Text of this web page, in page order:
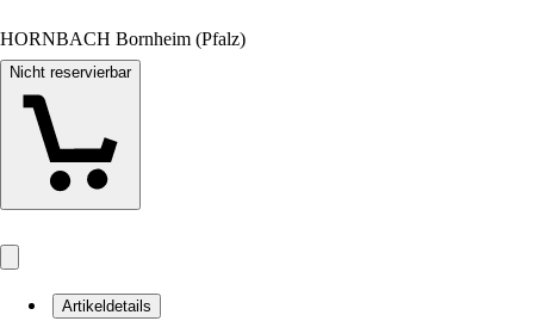
HORNBACH Bornheim (Pfalz)
Nicht reservierbar
Artikeldetails